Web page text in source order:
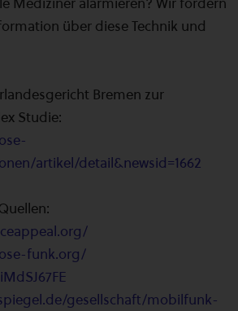
über diese Technik und
Bremen zur
Studie:
artikel/detail&newsid=1662
funk.org/
gesellschaft/mobilfunk-